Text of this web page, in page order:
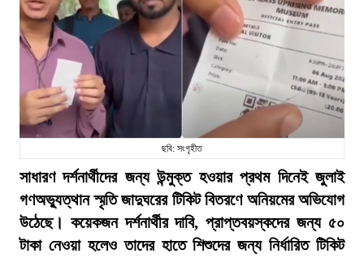
ছবি: সংগৃহীত
সাধারণ দর্শনার্থীদের জন্য উন্মুক্ত হওয়ার প্রথম দিনেই জুলাই
গণঅভ্যুত্থান স্মৃতি জাদুঘরের টিকিট বিতরণে অনিয়মের অভিযোগ
উঠেছে। কয়েকজন দর্শনার্থীর দাবি, প্রাপ্তবয়স্কদের জন্য ৫০
টাকা নেওয়া হলেও তাদের হাতে শিশুদের জন্য নির্ধারিত টিকিট